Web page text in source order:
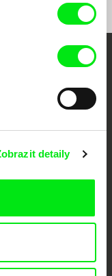
detaily
Alliance. Naším cílem je
filmy.